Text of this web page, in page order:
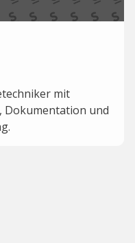
mit
Dokumentation und